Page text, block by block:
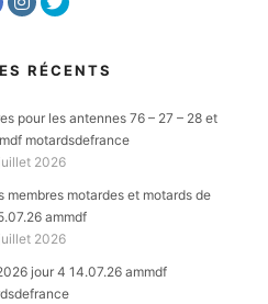
RÉCENTS
pour les antennes 76 – 27 – 28 et
motardsdefrance
2026
motardes et motards de
ammdf
2026
jour 4 14.07.26 ammdf